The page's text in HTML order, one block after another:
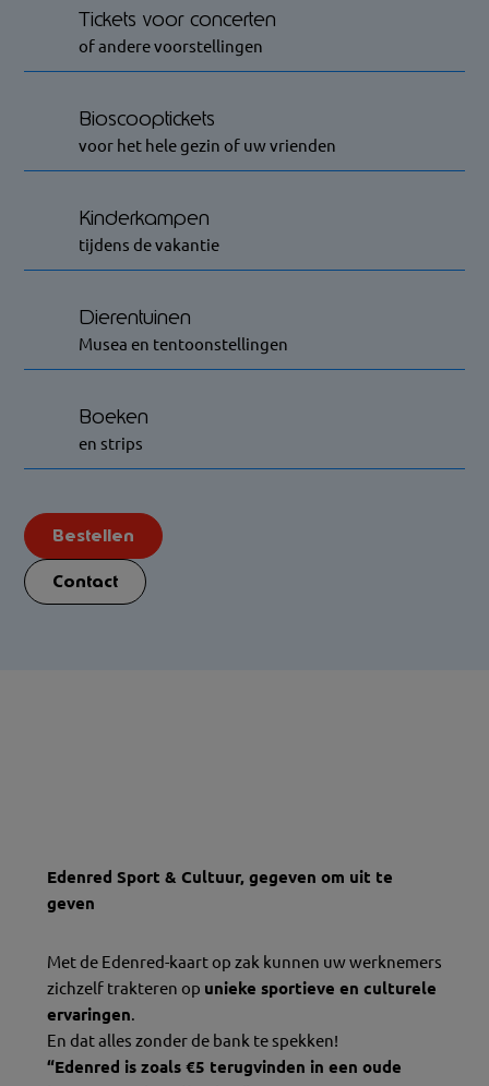
Tickets voor concerten
of andere voorstellingen
Bioscooptickets
voor het hele gezin of uw vrienden
Kinderkampen
tijdens de vakantie
Dierentuinen
Musea en tentoonstellingen
Boeken
en strips
Bestellen
Contact
Edenred Sport & Cultuur, gegeven om uit te
geven
Met de Edenred-kaart op zak kunnen uw werknemers
zichzelf trakteren op unieke sportieve en culturele
ervaringen.
En dat alles zonder de bank te spekken!
“Edenred is zoals €5 terugvinden in een oude